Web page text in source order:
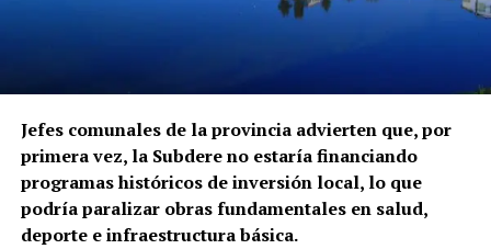
Jefes comunales de la provincia advierten que, por
primera vez, la Subdere no estaría financiando
programas históricos de inversión local, lo que
podría paralizar obras fundamentales en salud,
deporte e infraestructura básica.